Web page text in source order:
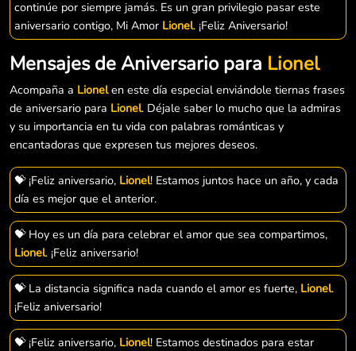
continúe por siempre jamás. Es un gran privilegio pasar este
aniversario contigo, Mi Amor Lionel. ¡Feliz Aniversario!
Mensajes de Aniversario para Lionel
Acompaña a Lionelen este día especial enviándole tiernas frases
de aniversario para Lionel. Déjale saber lo mucho que la admiras
y su importancia en tu vida con palabras románticas y
encantadoras que expresen tus mejores deseos.
💝 ¡Feliz aniversario, Lionel! Estamos juntos hace un año, y cada
día es mejor que el anterior.
💝 Hoy es un día para celebrar el amor que sea compartimos,
Lionel. ¡Feliz aniversario!
💝 La distancia significa nada cuando el amor es fuerte, Lionel.
¡Feliz aniversario!
💝 ¡Feliz aniversario, Lionel! Estamos destinados para estar